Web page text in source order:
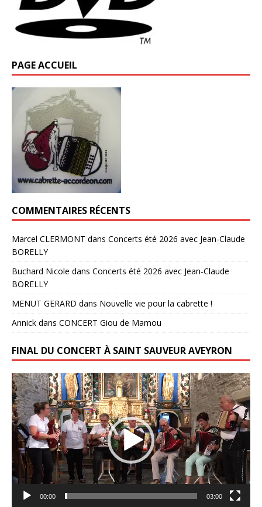
PAGE ACCUEIL
COMMENTAIRES RÉCENTS
Marcel CLERMONT dans Concerts été 2026 avec Jean-Claude
BORELLY
Buchard Nicole dans Concerts été 2026 avec Jean-Claude
BORELLY
MENUT GERARD dans Nouvelle vie pour la cabrette !
Annick dans CONCERT Giou de Mamou
FINAL DU CONCERT À SAINT SAUVEUR AVEYRON
Lecteur
vidéo
00:00 03:00